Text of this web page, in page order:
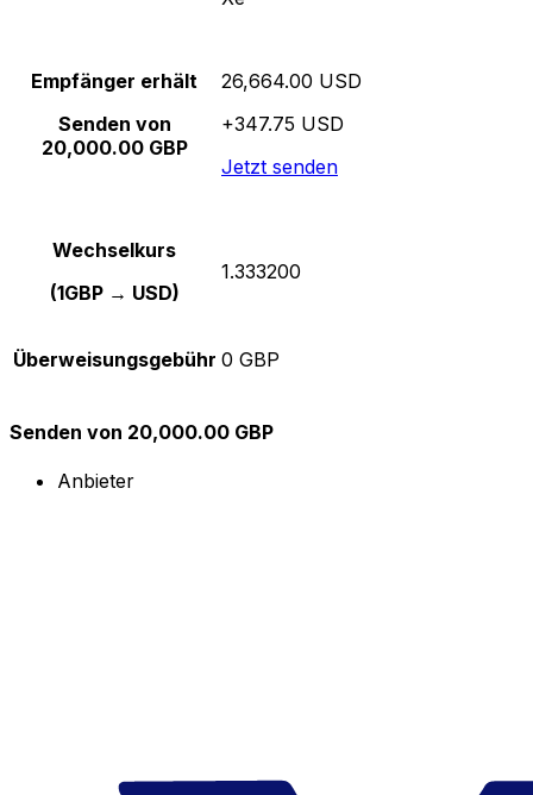
Empfänger erhält
Senden von
20,000.00 GBP
26,664.00 USD
+347.75 USD
Jetzt senden
Wechselkurs
(1GBP → USD)
1.333200
Überweisungsgebühr 0 GBP
Senden von 20,000.00 GBP
Anbieter